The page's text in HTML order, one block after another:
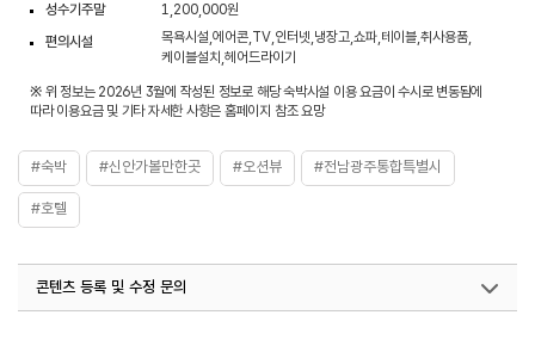
성수기주말
1,200,000원
편의시설
목욕시설,에어콘,TV,인터넷,냉장고,쇼파,테이블,취사용품,
케이블설치,헤어드라이기
※ 위 정보는 2026년 3월에 작성된 정보로 해당 숙박시설 이용 요금이 수시로 변동됨에
따라 이용요금 및 기타 자세한 사항은 홈페이지 참조 요망
#숙박 #신안가볼만한곳 #오션뷰 #전남광주통합특별시
#호텔
콘텐츠 등록 및 수정 문의